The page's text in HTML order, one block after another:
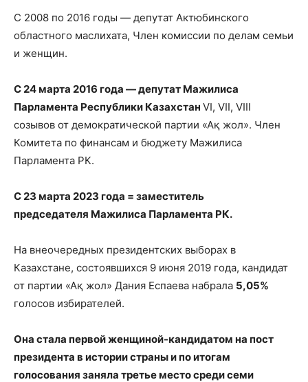
С 2008 по 2016 годы — депутат Актюбинского
областного маслихата, Член комиссии по делам семьи
и женщин.
С 24 марта 2016 года — депутат Мажилиса
Парламента Республики Казахстан VI, VII, VIII
созывов от демократической партии «Ақ жол». Член
Комитета по финансам и бюджету Мажилиса
Парламента РК.
C 23 марта 2023 года = заместитель
председателя Мажилиса Парламента РК.
На внеочередных президентских выборах в
Казахстане, состоявшихся 9 июня 2019 года, кандидат
от партии «Ақ жол» Дания Еспаева набрала 5,05%
голосов избирателей.
Она стала первой женщиной-кандидатом на пост
президента в истории страны и по итогам
голосования заняла третье место среди семи